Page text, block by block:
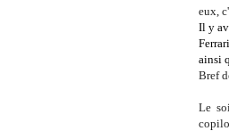
eux,
Il y
ainsi
Bref
Le